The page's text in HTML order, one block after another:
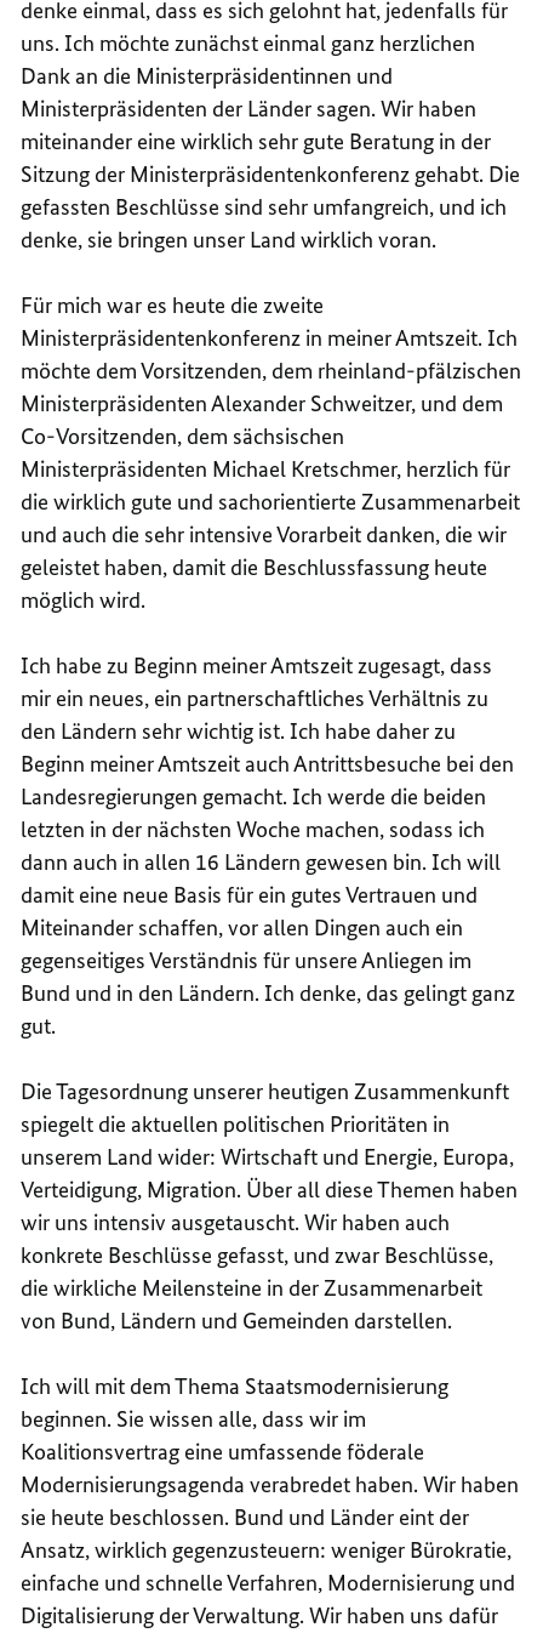
denke einmal, dass es sich gelohnt hat, jedenfalls für
uns. Ich möchte zunächst einmal ganz herzlichen
Dank an die Ministerpräsidentinnen und
Ministerpräsidenten der Länder sagen. Wir haben
miteinander eine wirklich sehr gute Beratung in der
Sitzung der Ministerpräsidentenkonferenz gehabt. Die
gefassten Beschlüsse sind sehr umfangreich, und ich
denke, sie bringen unser Land wirklich voran.
Für mich war es heute die zweite
Ministerpräsidentenkonferenz in meiner Amtszeit. Ich
möchte dem Vorsitzenden, dem rheinland-pfälzischen
Ministerpräsidenten Alexander Schweitzer, und dem
Co-Vorsitzenden, dem sächsischen
Ministerpräsidenten Michael Kretschmer, herzlich für
die wirklich gute und sachorientierte Zusammenarbeit
und auch die sehr intensive Vorarbeit danken, die wir
geleistet haben, damit die Beschlussfassung heute
möglich wird.
Ich habe zu Beginn meiner Amtszeit zugesagt, dass
mir ein neues, ein partnerschaftliches Verhältnis zu
den Ländern sehr wichtig ist. Ich habe daher zu
Beginn meiner Amtszeit auch Antrittsbesuche bei den
Landesregierungen gemacht. Ich werde die beiden
letzten in der nächsten Woche machen, sodass ich
dann auch in allen 16 Ländern gewesen bin. Ich will
damit eine neue Basis für ein gutes Vertrauen und
Miteinander schaffen, vor allen Dingen auch ein
gegenseitiges Verständnis für unsere Anliegen im
Bund und in den Ländern. Ich denke, das gelingt ganz
gut.
Die Tagesordnung unserer heutigen Zusammenkunft
spiegelt die aktuellen politischen Prioritäten in
unserem Land wider: Wirtschaft und Energie, Europa,
Verteidigung, Migration. Über all diese Themen haben
wir uns intensiv ausgetauscht. Wir haben auch
konkrete Beschlüsse gefasst, und zwar Beschlüsse,
die wirkliche Meilensteine in der Zusammenarbeit
von Bund, Ländern und Gemeinden darstellen.
Ich will mit dem Thema Staatsmodernisierung
beginnen. Sie wissen alle, dass wir im
Koalitionsvertrag eine umfassende föderale
Modernisierungsagenda verabredet haben. Wir haben
sie heute beschlossen. Bund und Länder eint der
Ansatz, wirklich gegenzusteuern: weniger Bürokratie,
einfache und schnelle Verfahren, Modernisierung und
Digitalisierung der Verwaltung. Wir haben uns dafür